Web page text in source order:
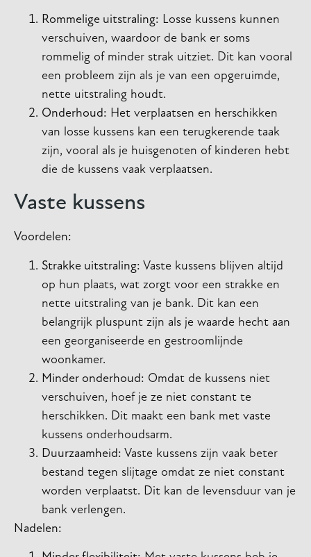
Rommelige uitstraling: Losse kussens kunnen
verschuiven, waardoor de bank er soms
rommelig of minder strak uitziet. Dit kan vooral
een probleem zijn als je van een opgeruimde,
nette uitstraling houdt.
Onderhoud: Het verplaatsen en herschikken
van losse kussens kan een terugkerende taak
zijn, vooral als je huisgenoten of kinderen hebt
die de kussens vaak verplaatsen.
Vaste kussens
Voordelen:
Strakke uitstraling: Vaste kussens blijven altijd
op hun plaats, wat zorgt voor een strakke en
nette uitstraling van je bank. Dit kan een
belangrijk pluspunt zijn als je waarde hecht aan
een georganiseerde en gestroomlijnde
woonkamer.
Minder onderhoud: Omdat de kussens niet
verschuiven, hoef je ze niet constant te
herschikken. Dit maakt een bank met vaste
kussens onderhoudsarm.
Duurzaamheid: Vaste kussens zijn vaak beter
bestand tegen slijtage omdat ze niet constant
worden verplaatst. Dit kan de levensduur van je
bank verlengen.
Nadelen: